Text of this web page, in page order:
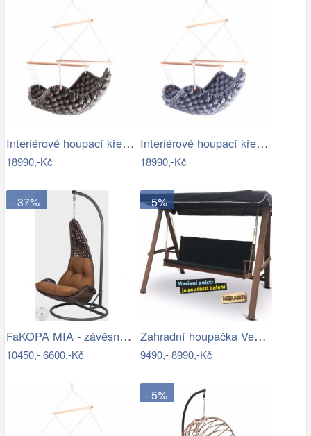
Interiérové houpací křeslo Swingy In…
18990,-Kč
Interiérové houpací křeslo Swingy In…
18990,-Kč
- 37%
FaKOPA MIA - závěsné křeslo z ratanu…
10450,-6600,-Kč
- 5%
Zahradní houpačka VeGA BAHARA Mdum
9490,-8990,-Kč
- 5%